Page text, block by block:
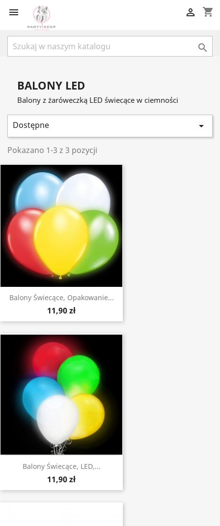
 shopping_cart


BALONY LED
Balony z żaróweczką LED świecące w ciemności
Dostępne 
Pokazano 1-3 z 3 pozycji
Balony Świecące, Opakowanie...
11,90 zł
Balony Świecące, LED,...
11,90 zł